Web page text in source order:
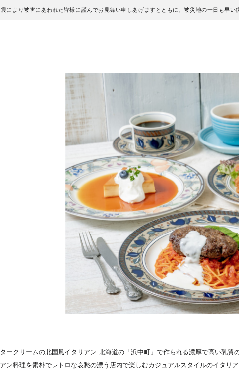
により被害にあわれた皆様に謹んでお見舞い申しあげますとともに、被災地の一日も早い
ークリームの北国風イタリアン 北海道の「浜中町」で作られる濃厚で高い乳質
ン料理を素朴でレトロな哀愁の漂う店内で楽しむカジュアルスタイルのイタリ